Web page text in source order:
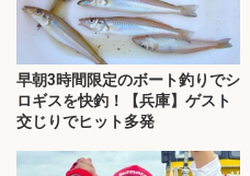
早朝3時間限定のボート釣りでシ
ロギスを快釣！【兵庫】ゲスト
交じりでヒット多発